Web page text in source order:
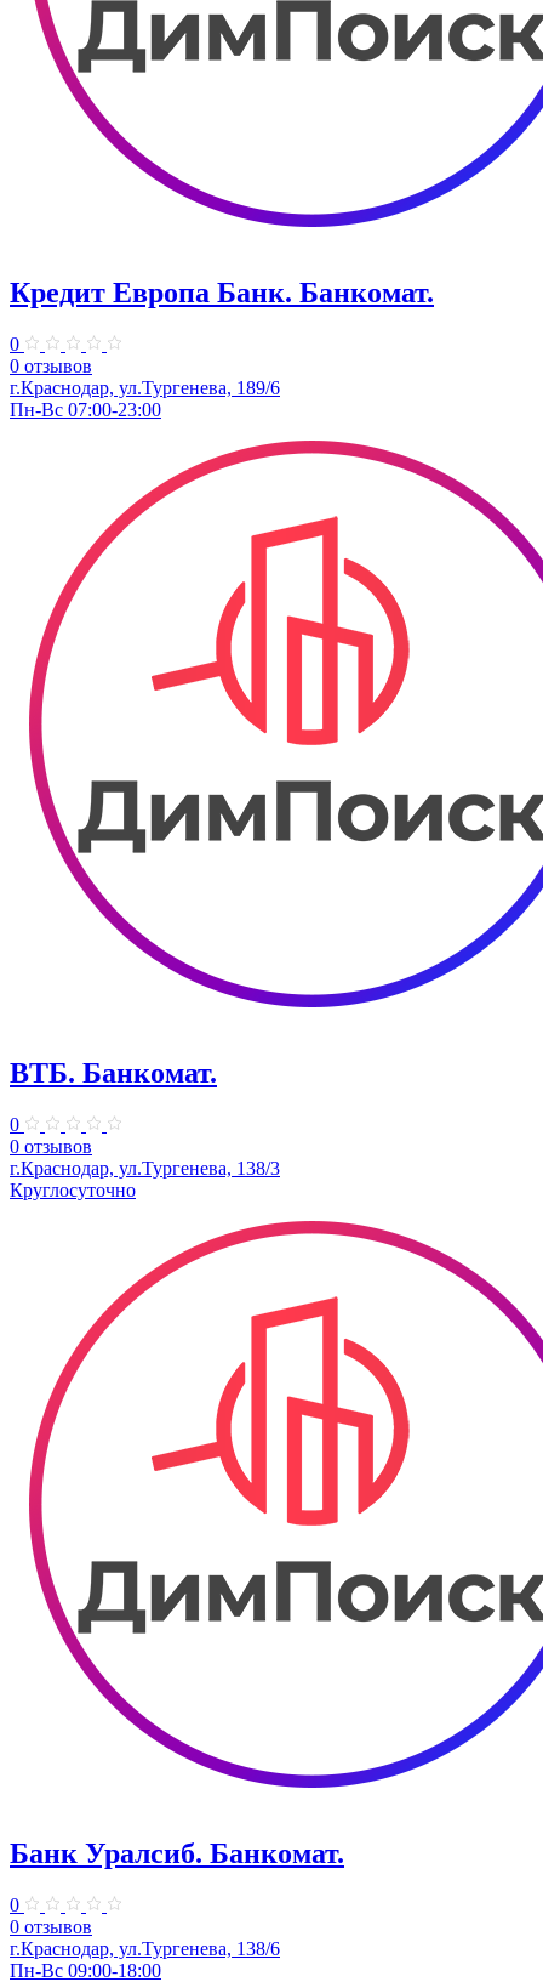
Кредит Европа Банк. Банкомат.
0
0 отзывов
г.Краснодар, ул.Тургенева, 189/6
Пн-Вс 07:00-23:00
ВТБ. Банкомат.
0
0 отзывов
г.Краснодар, ул.Тургенева, 138/3
Круглосуточно
Банк Уралсиб. Банкомат.
0
0 отзывов
г.Краснодар, ул.Тургенева, 138/6
Пн-Вс 09:00-18:00